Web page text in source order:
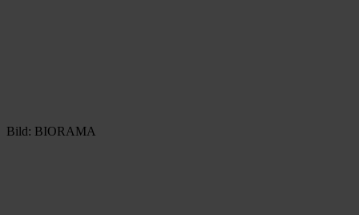
Bild: BIORAMA